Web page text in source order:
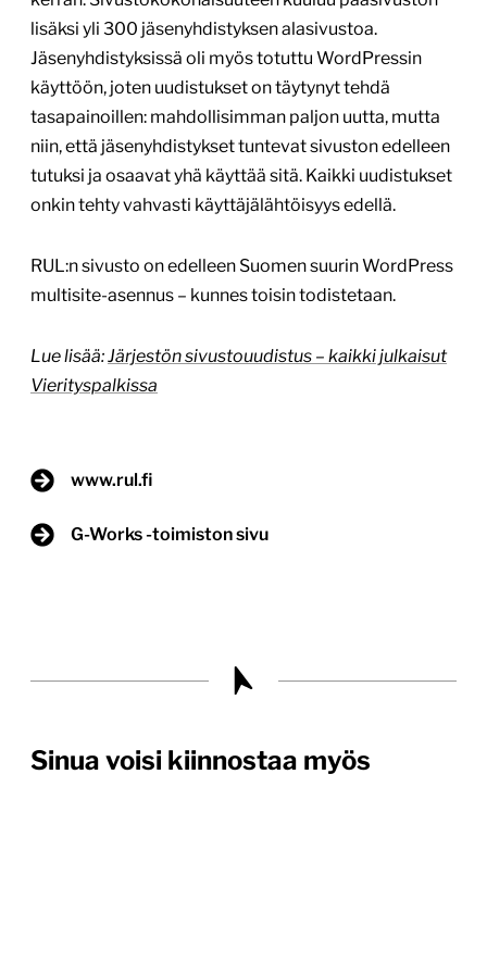
lisäksi yli 300 jäsenyhdistyksen alasivustoa.
Jäsenyhdistyksissä oli myös totuttu WordPressin
käyttöön, joten uudistukset on täytynyt tehdä
tasapainoillen: mahdollisimman paljon uutta, mutta
niin, että jäsenyhdistykset tuntevat sivuston edelleen
tutuksi ja osaavat yhä käyttää sitä. Kaikki uudistukset
onkin tehty vahvasti käyttäjälähtöisyys edellä.
RUL:n sivusto on edelleen Suomen suurin WordPress
multisite-asennus – kunnes toisin todistetaan.
Lue lisää:Järjestön sivustouudistus – kaikki julkaisut
Vierityspalkissa
www.rul.fi
G-Works -toimiston sivu
Sinua voisi kiinnostaa myös